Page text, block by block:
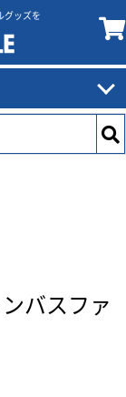
グッズを
バスファ